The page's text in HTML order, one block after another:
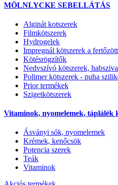
MÖLNLYCKE SEBELLÁTÁS
Alginát kotszerek
Filmkötszerek
Hydrogelek
Impregnál kötszerek a
Kötésrögzítők
Nedvszívó kötszerek,
Polimer kötszerek - puha
Prior termékek
Szigetkötszerek
Vitaminok, nyomelemek, táplálék
Ásványi sók, nyomelemek
Krémek, kenőcsök
Potencia szerek
Teák
Vitaminok